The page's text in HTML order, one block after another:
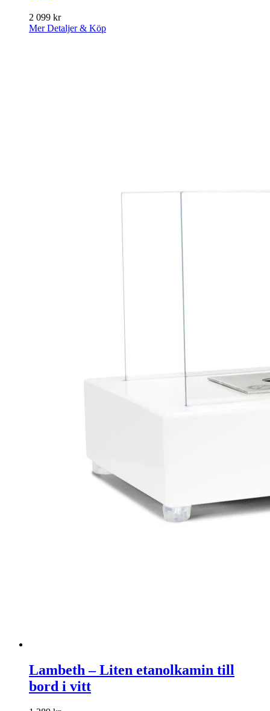
2 099 kr
Mer Detaljer & Köp
Lambeth – Liten etanolkamin till
bord i vitt